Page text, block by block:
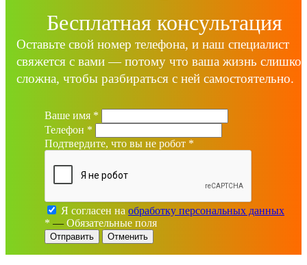
Бесплатная консультация
Оставьте свой номер телефона, и наш специалист
свяжется с вами — потому что ваша жизнь
сложна, чтобы разбираться с ней самостоятельно.
Ваше имя *
Телефон *
Подтвердите, что вы не робот *
Я согласен на обработку персональных данных
* — Обязательные поля
Отменить